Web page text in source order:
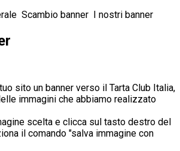
Scambio banner I nostri banner
sito un banner verso il Tarta Club Italia,
immagini che abbiamo realizzato
scelta e clicca sul tasto destro del
il comando "salva immagine con